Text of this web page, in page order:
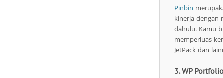
Pinbin
kinerja dengan
dahulu. Kamu
memperluas
JetPack dan
3. WP Portfolio